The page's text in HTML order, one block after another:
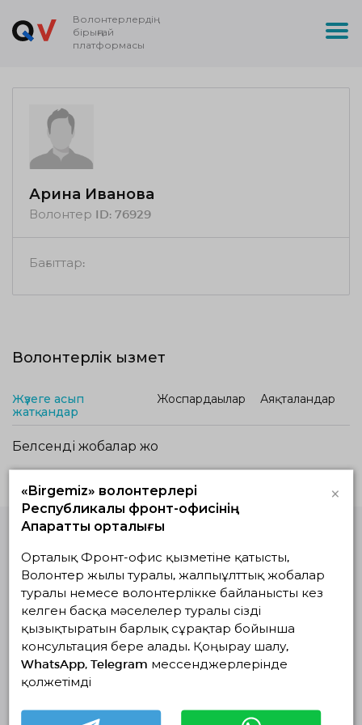
Волонтерлердің
бірыңғай
платформасы
Арина Иванова
Волонтер ID: 76929
Бағыттар:
Волонтерлік қызмет
Жүзеге асып
жатқандар
Жоспардағылар Аяқталғандар
Белсенді жобалар жоқ
Волонтерлердің
платформасы
© Волонтерлердің біріңғай платформасы 2018-2026
Навигация
Байланыс
Біз туралы
«Birgemiz» волонтерлері
Республикалық фронт-офисінің
Ақпараттық орталығы
×
Орталық Фронт-офис қызметіне қатысты,
Волонтер жылы туралы, жалпыұлттық жобалар
туралы немесе волонтерлікке байланысты кез
келген басқа мәселелер туралы сізді
қызықтыратын барлық сұрақтар бойынша
консультация бере алады. Қоңырау шалу,
WhatsApp, Telegram мессенджерлерінде
қолжетімді